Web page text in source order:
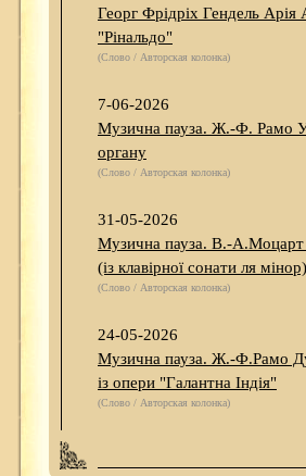
Георг Фрідріх Гендель Арія
"Рінальдо"
(Слово / Авторская колонка)
7-06-2026
Музична пауза. Ж.-Ф. Рамо
органу
(Слово / Авторская колонка)
31-05-2026
Музична пауза. В.-
(із клавірної сонати ля мінор)
(Слово / Авторская колонка)
24-05-2026
Музична пауза. Ж.-Ф.Рамо
із опери "Галантна Індія"
(Слово / Авторская колонка)